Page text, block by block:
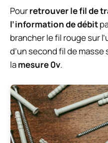
Pourretrouver le fil de
l’information de débit
brancher le fil rouge sur
d’un second fil de
lamesure 0v.